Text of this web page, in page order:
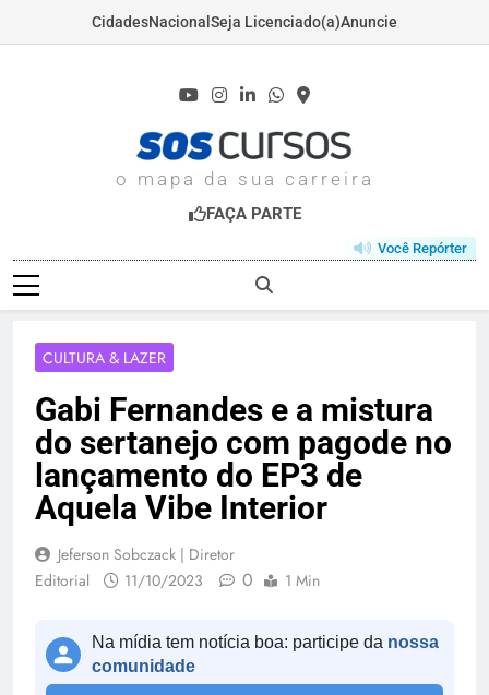
CidadesNacional Seja Licenciado(a)Anuncie
o mapa da sua carreira
FAÇA PARTE
Você Repórter
CULTURA & LAZER
Gabi Fernandes e a mistura
do sertanejo com pagode no
lançamento do EP3 de
Aquela Vibe Interior
Jeferson Sobczack | Diretor
Editorial
11/10/2023 0 1 Min
Na mídia tem notícia boa: participe da nossa
comunidade